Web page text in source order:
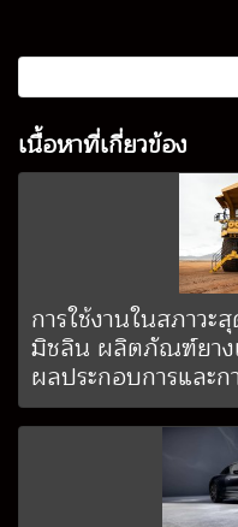
เนื้อหาที่เกี่ยวข้อง
การใช้งานในสภาว
มิชลิน ผลิตภัณฑ์ยาง
ผลประกอบการและ